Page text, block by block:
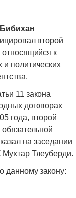
второй
относящийся к
и политических
11 закона
договорах
года, второй
на заседании
Мухтар Тлеуберди.
данному закону: